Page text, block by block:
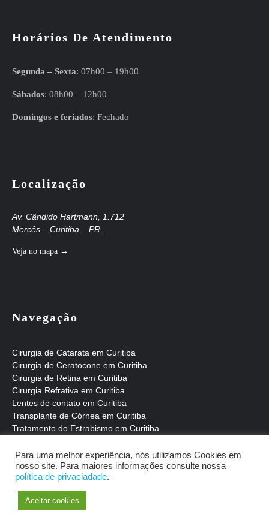
Horários De Atendimento
Segunda – Sexta: 07h00 – 19h00
Sábados: 08h00 – 12h00
Domingos e feriados: Fechado
Localização
Av. Cândido Hartmann, 1.712
Mercês – Curitiba – PR.
Veja no mapa →
Navegação
Cirurgia de Catarata em Curitiba
Cirurgia de Ceratocone em Curitiba
Cirurgia de Retina em Curitiba
Cirurgia Refrativa em Curitiba
Lentes de contato em Curitiba
Transplante de Córnea em Curitiba
Tratamento do Estrabismo em Curitiba
Para uma melhor experiência, nós utilizamos Cookies em
nosso site. Para maiores informações consulte nossa
política de privaciadade.
Aceitar cookies